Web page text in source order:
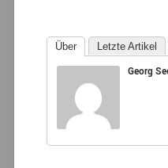
Über Letzte Artikel
Georg